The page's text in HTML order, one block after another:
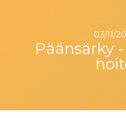
03/11/
Päänsärky